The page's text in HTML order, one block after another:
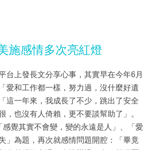
施感情多次亮紅燈
台上發長文分享心事，其實早在今年6月
愛和工作都一樣，努力過，沒什麼好遺
這一年來，我成長了不少，跳出了安全
，也沒有人倚賴，更不要談幫助了」。
感覺其實不會變，變的永遠是人」、「愛
」為題，再次就感情問題開腔：「畢竟